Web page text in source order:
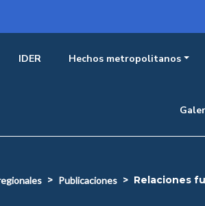
IDER Hechos metropolitanos
publicaciones relaciones